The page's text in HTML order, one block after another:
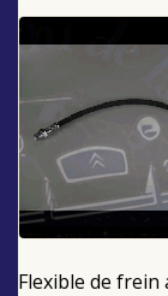
Flexible de frein